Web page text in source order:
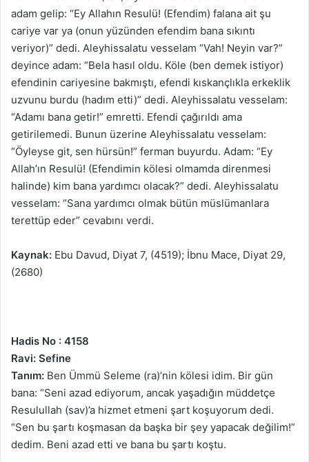
adam gelip: “Ey Allahın Resulü! (Efendim) falana ait şu
cariye var ya (onun yüzünden efendim bana sıkıntı
veriyor)” dedi. Aleyhissalatu vesselam “Vah! Neyin var?”
deyince adam: “Bela hasıl oldu. Köle (ben demek istiyor)
efendinin cariyesine bakmıştı, efendi kıskançlıkla erkeklik
uzvunu burdu (hadım etti)” dedi. Aleyhissalatu vesselam:
“Adamı bana getir!” emretti. Efendi çağırıldı ama
getirilemedi. Bunun üzerine Aleyhissalatu vesselam:
“Öyleyse git, sen hürsün!” ferman buyurdu. Adam: “Ey
Allah’ın Resulü! (Efendimin kölesi olmamda direnmesi
halinde) kim bana yardımcı olacak?” dedi. Aleyhissalatu
vesselam: “Sana yardımcı olmak bütün müslümanlara
terettüp eder” cevabını verdi.
Kaynak: Ebu Davud, Diyat 7, (4519); İbnu Mace, Diyat 29,
(2680)
Hadis No : 4158
Ravi: Sefine
Tanım: Ben Ümmü Seleme (ra)’nin kölesi idim. Bir gün
bana: “Seni azad ediyorum, ancak yaşadığın müddetçe
Resulullah (sav)’a hizmet etmeni şart koşuyorum dedi.
“Sen bu şartı koşmasan da başka bir şey yapacak değilim!”
dedim. Beni azad etti ve bana bu şartı koştu.